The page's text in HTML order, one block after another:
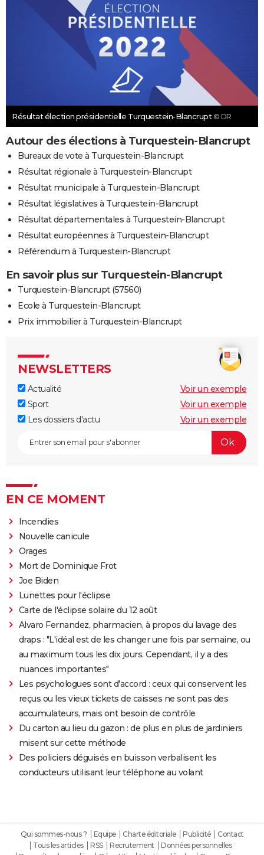
Résultat élection présidentielle Turquestein-Blancrupt © DR
Autour des élections à Turquestein-Blancrupt
Bureaux de vote à Turquestein-Blancrupt
Résultat régionale à Turquestein-Blancrupt
Résultat municipale à Turquestein-Blancrupt
Résultat législatives à Turquestein-Blancrupt
Résultat départementales à Turquestein-Blancrupt
Résultat européennes à Turquestein-Blancrupt
Référendum à Turquestein-Blancrupt
En savoir plus sur Turquestein-Blancrupt
Turquestein-Blancrupt (57560)
Ecole à Turquestein-Blancrupt
Prix immobilier à Turquestein-Blancrupt
NEWSLETTERS
Actualité
Voir un exemple
Sport
Voir un exemple
Les dossiers d'actu
Voir un exemple
EN CE MOMENT
Incendies
Nouvelle canicule
Orages
Mort de Dominique Frot
Joe Biden
Lunettes pour l'éclipse
Carte de l'éclipse solaire du 12 août
Alvaro Fernandez, pharmacien, à propos du lavage des
draps : "L'idéal est de les changer une fois par semaine, ou
au maximum tous les dix jours. Cependant, il y a des
nuances importantes"
Les psychologues sont d'accord : ceux qui conservent les
reçus ou les vieux tickets de caisses ne sont pas des
accumulateurs, mais ont besoin de contrôle
Du carton au lieu du gazon : de plus en plus de jardiniers
misent sur cette méthode
Des policiers déguisés en buisson verbalisent les
conducteurs utilisant leur téléphone au volant
Qui sommes-nous ? Equipe Charte éditoriale Publicité
Contact
Tous les articles
RSS Recrutement
Données personnelles